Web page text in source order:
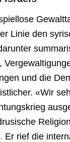
Linie den
und die
«Wir
. Er rief die